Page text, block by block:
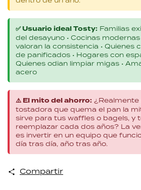
✅ Usuario ideal Tosty: Familias
del desayuno • Cocinas
valoran la consistencia • Quienes
de panificados • Hogares con
Quienes odian limpiar migas •
acero
⚠️ El mito del ahorro: ¿Realmente
tostadora que quema el pan la
sirve para tus waffles o bagels, y
reemplazar cada dos años? La
es invertir en un equipo que
día tras día, año tras año.
Compartir